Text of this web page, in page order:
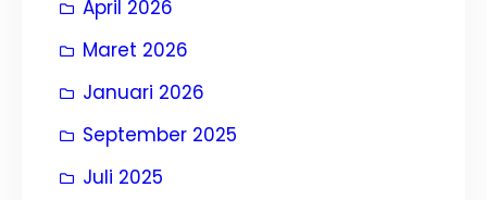
April 2026
Maret 2026
Januari 2026
September 2025
Juli 2025